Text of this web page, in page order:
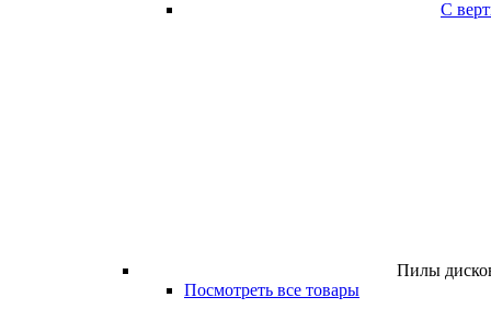
С
Пилы
Посмотреть все товары